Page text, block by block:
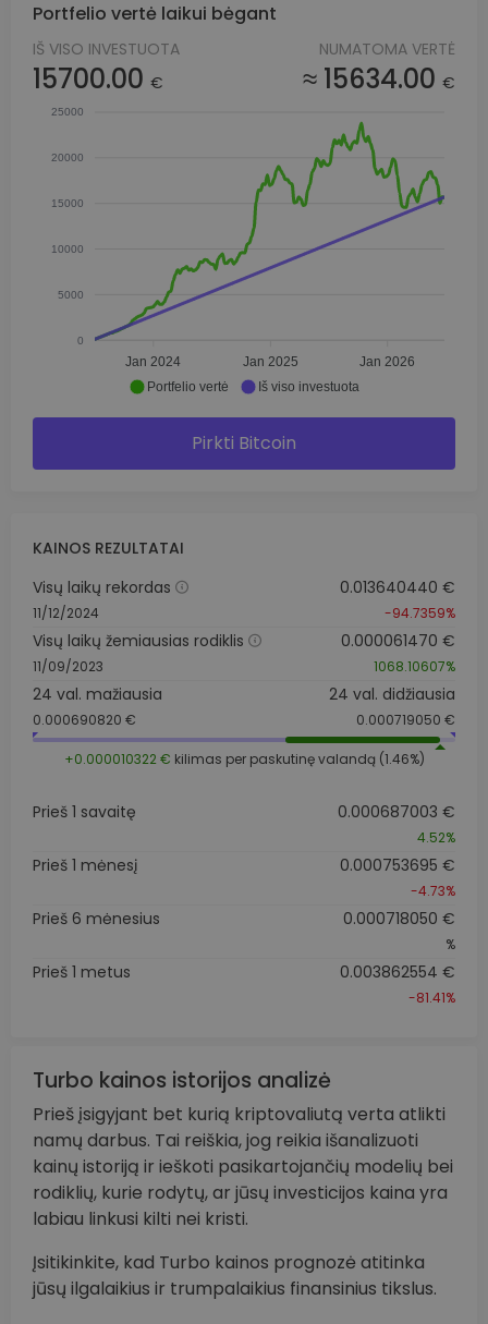
Portfelio vertė laikui bėgant
IŠ VISO INVESTUOTA
15700.00 €
NUMATOMA VERTĖ
≈ 15634.00 €
25000
20000
15000
10000
5000
0
Jan 2024 Jan 2025 Jan 2026
Portfelio vertė Iš viso investuota
Pirkti Bitcoin
KAINOS REZULTATAI
Visų laikų rekordas
11/12/2024
0.013640440 €
-94.7359%
Visų laikų žemiausias rodiklis
11/09/2023
0.000061470 €
1068.10607%
24 val. mažiausia
0.000690820 €
24 val. didžiausia
0.000719050 €
+0.000010322 € kilimas per paskutinę valandą (1.46%)
Prieš 1 savaitę 0.000687003 €
4.52%
Prieš 1 mėnesį 0.000753695 €
-4.73%
Prieš 6 mėnesius 0.000718050 €
%
Prieš 1 metus 0.003862554 €
-81.41%
Turbo kainos istorijos analizė
Prieš įsigyjant bet kurią kriptovaliutą verta atlikti
namų darbus. Tai reiškia, jog reikia išanalizuoti
kainų istoriją ir ieškoti pasikartojančių modelių bei
rodiklių, kurie rodytų, ar jūsų investicijos kaina yra
labiau linkusi kilti nei kristi.
Įsitikinkite, kad Turbo kainos prognozė atitinka
jūsų ilgalaikius ir trumpalaikius finansinius tikslus.